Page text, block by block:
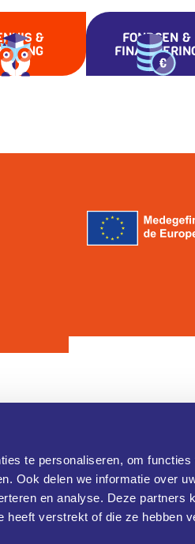
te personaliseren, om
Ook delen we informatie over
en analyse. Deze partners
heeft verstrekt of die ze hebben
&
FONDSEN &
Brainport Industries
Rijtackerweg 13
5657 BX Eindhoven